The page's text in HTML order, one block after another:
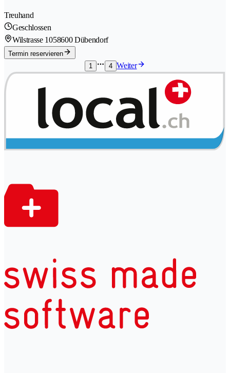
Treuhand
Geschlossen
Wilstrasse 1058600 Dübendorf
Termin reservieren
1
4 Weiter